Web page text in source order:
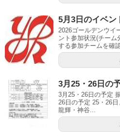
5月3日のイベン
2026ゴールデンウイ
ント参加状況(チーム
する参加チームを確
3月25・26日の
3月25・26日の予定
26日の予定 25・26
龍輝・神谷...